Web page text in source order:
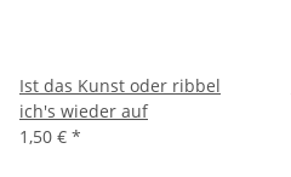
Ist das Kunst oder ribbel
ich's wieder auf
1,50 € *